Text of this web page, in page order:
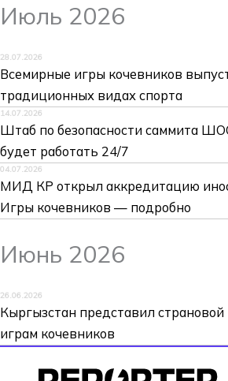
Июль 2026
28.07.2026
Всемирные игры кочевников
традиционных видах спорта
14.07.2026
Штаб по безопасности саммита
будет работать 24/7
04.07.2026
МИД КР открыл аккредитацию
Игры кочевников — подробно
Июнь 2026
26.06.2026
Кыргызстан представил
играм кочевников